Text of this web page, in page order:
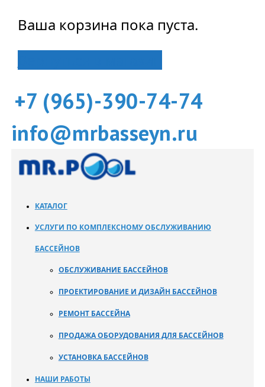
Ваша корзина пока пуста.
+7 (965)-390-74-74
info@mrbasseyn.ru
КАТАЛОГ
УСЛУГИ ПО КОМПЛЕКСНОМУ ОБСЛУЖИВАНИЮ
БАССЕЙНОВ
ОБСЛУЖИВАНИЕ БАССЕЙНОВ
ПРОЕКТИРОВАНИЕ И ДИЗАЙН БАССЕЙНОВ
РЕМОНТ БАССЕЙНА
ПРОДАЖА ОБОРУДОВАНИЯ ДЛЯ БАССЕЙНОВ
УСТАНОВКА БАССЕЙНОВ
НАШИ РАБОТЫ